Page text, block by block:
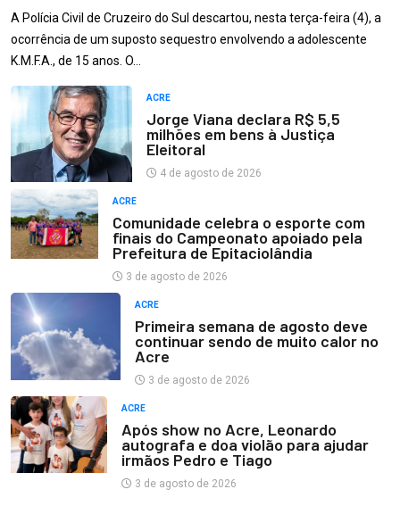
A Polícia Civil de Cruzeiro do Sul descartou, nesta terça-feira (4), a
ocorrência de um suposto sequestro envolvendo a adolescente
K.M.F.A., de 15 anos. O…
ACRE
Jorge Viana declara R$ 5,5
milhões em bens à Justiça
Eleitoral
4 de agosto de 2026
ACRE
Comunidade celebra o esporte com
finais do Campeonato apoiado pela
Prefeitura de Epitaciolândia
3 de agosto de 2026
ACRE
Primeira semana de agosto deve
continuar sendo de muito calor no
Acre
3 de agosto de 2026
ACRE
Após show no Acre, Leonardo
autografa e doa violão para ajudar
irmãos Pedro e Tiago
3 de agosto de 2026